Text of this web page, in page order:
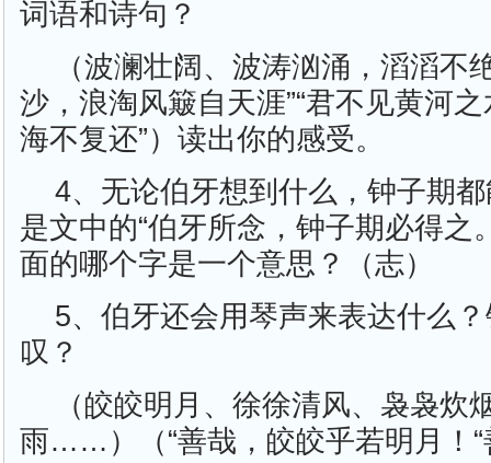
词语和诗句？
（波澜壮阔、波涛汹涌，滔滔不
沙，浪淘风簸自天涯”“君不见黄河
海不复还”）读出你的感受。
4、无论伯牙想到什么，钟子期
是文中的“伯牙所念，钟子期必得之
面的哪个字是一个意思？（志）
5、伯牙还会用琴声来表达什么
叹？
（皎皎明月、徐徐清风、袅袅炊
雨……）（“善哉，皎皎乎若明月！“